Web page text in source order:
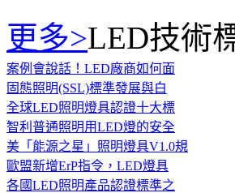
更多>LED技術
案例會說話！LED廠商如何面
固態照明(SSL)標準發展與白
全球LED照明燈具認證十大標
智利普通照明用LED燈的安全
美「能源之星」照明燈具V1.0規
歐盟新增ErP指令，LED燈具
各國LED照明產品認證標準之